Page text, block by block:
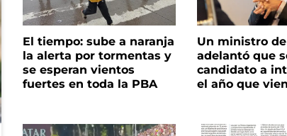
El tiempo: sube a naranja
la alerta por tormentas y
se esperan vientos
fuertes en toda la PBA
Un ministro
adelantó que
candidato a
el año que